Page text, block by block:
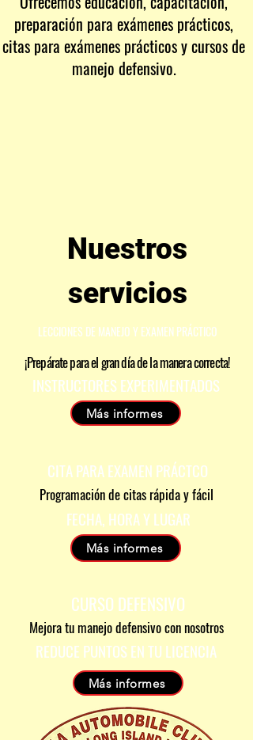
preparación para exámenes prácticos,
citas para exámenes prácticos y cursos de
manejo defensivo.
Nuestros
servicios
LECCIONES DE MANEJO Y EXAMEN PRÁCTICO
¡Prepárate para el gran día de la manera correcta!
INSTRUCTORES EXPERIMENTADOS
Más informes
CITA PARA EXAMEN PRÁCTCO
Programación de citas rápida y fácil
FECHA, HORA Y LUGAR
Más informes
CURSO DEFENSIVO
Mejora tu manejo defensivo con nosotros
REDUCE PUNTOS EN TU LICENCIA
Más informes